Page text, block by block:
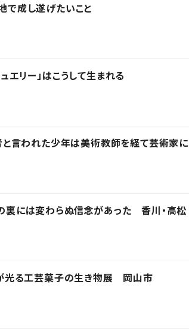
成し遂げたいこと
リー」はこうして生まれる
と言われた少年は美術教師を経て芸術家に
には変わらぬ信念があった 香川・高松
光る工芸菓子の生き物展 岡山市